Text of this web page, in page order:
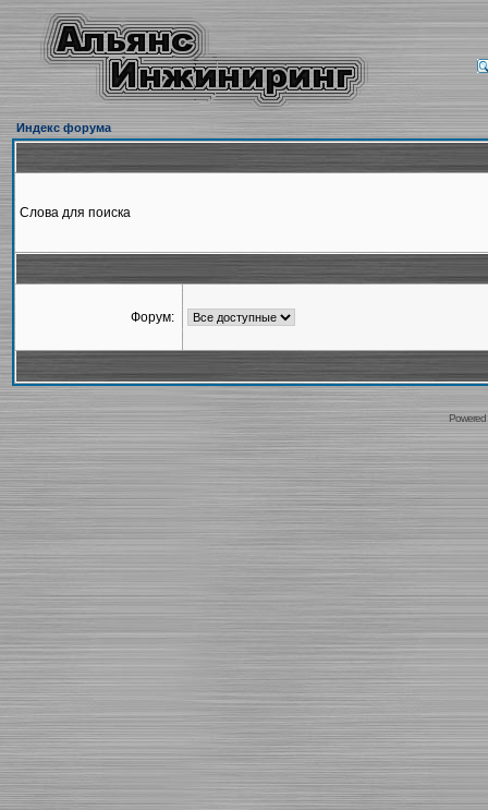
Индекс форума
Слова для поиска
Форум: